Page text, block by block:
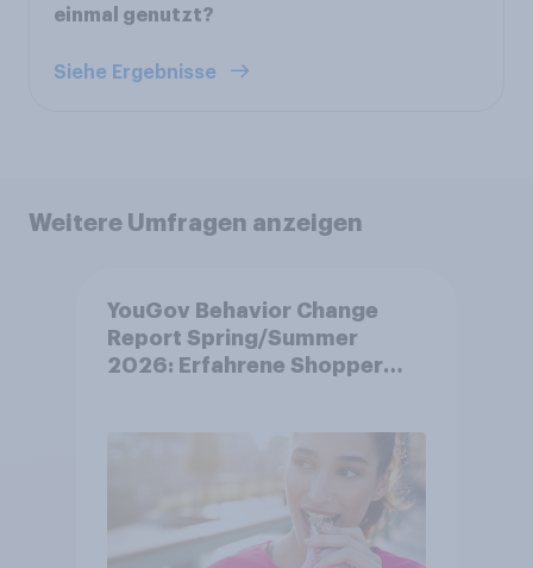
einmal genutzt?
Siehe Ergebnisse
Weitere Umfragen anzeigen
YouGov Behavior Change
Report Spring/Summer
2026: Erfahrene Shopper